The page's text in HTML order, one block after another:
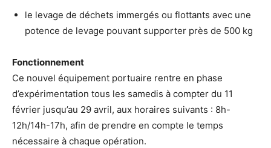
le levage de déchets immergés ou flottants avec une
potence de levage pouvant supporter près de 500 kg
Fonctionnement
Ce nouvel équipement portuaire rentre en phase
d’expérimentation tous les samedis à compter du 11
février jusqu’au 29 avril, aux horaires suivants : 8h-
12h/14h-17h, afin de prendre en compte le temps
nécessaire à chaque opération.